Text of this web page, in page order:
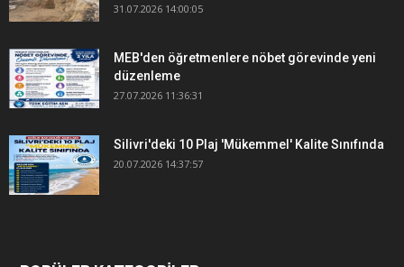
31.07.2026 14:00:05
MEB'den öğretmenlere nöbet görevinde yeni
düzenleme
27.07.2026 11:36:31
Silivri'deki 10 Plaj 'Mükemmel' Kalite Sınıfında
20.07.2026 14:37:57